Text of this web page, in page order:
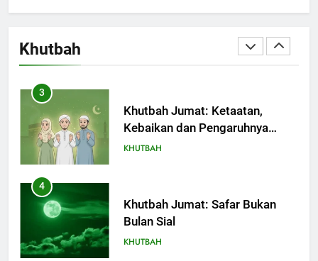
(2)
Khutbah
Khutbah Jumat: Melihat
Limpahan Nikmat Allah
3
Khutbah Jumat: Ketaatan,
Kebaikan dan Pengaruhnya
dalam Jiwa Manusia
KHUTBAH
4
Khutbah Jumat: Safar Bukan
Bulan Sial
KHUTBAH